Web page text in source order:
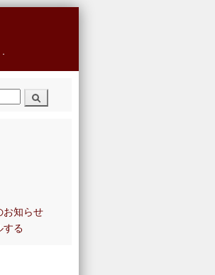
検索
お知らせ
する